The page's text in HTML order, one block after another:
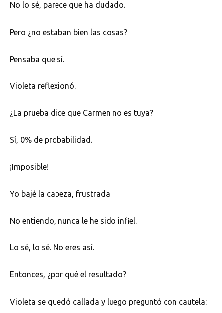
No lo sé, parece que ha dudado.
Pero ¿no estaban bien las cosas?
Pensaba que sí.
Violeta reflexionó.
¿La prueba dice que Carmen no es tuya?
Sí, 0% de probabilidad.
¡Imposible!
Yo bajé la cabeza, frustrada.
No entiendo, nunca le he sido infiel.
Lo sé, lo sé. No eres así.
Entonces, ¿por qué el resultado?
Violeta se quedó callada y luego preguntó con cautela: